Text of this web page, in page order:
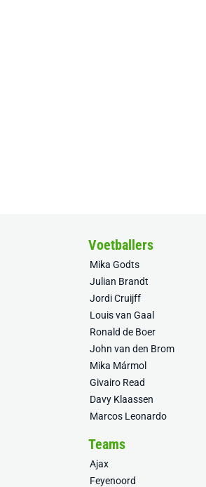
Voetballers
Mika Godts
Julian Brandt
Jordi Cruijff
Louis van Gaal
Ronald de Boer
John van den Brom
Mika Mármol
Givairo Read
Davy Klaassen
Marcos Leonardo
Teams
Ajax
Feyenoord